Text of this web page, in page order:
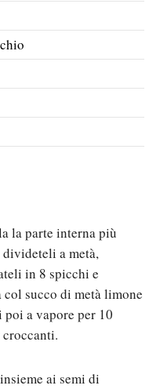
la parte interna più
divideteli a metà,
in 8 spicchi e
succo di metà limone
a vapore per 10
ai semi di